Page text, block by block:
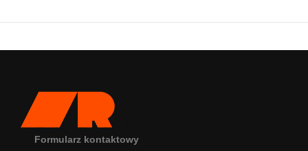
Formularz kontaktowy